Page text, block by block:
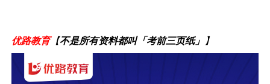
优路教育【不是所有资料都叫「考前三页纸」 】